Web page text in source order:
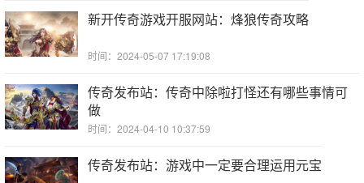
新开传奇游戏开服网站：烽狼传奇攻略
时间：2024-05-07 17:19:08
传奇发布站：传奇中除啦打怪还有哪些事情可
做
时间：2024-04-10 10:37:59
传奇发布站：游戏中一定要合理运用元宝